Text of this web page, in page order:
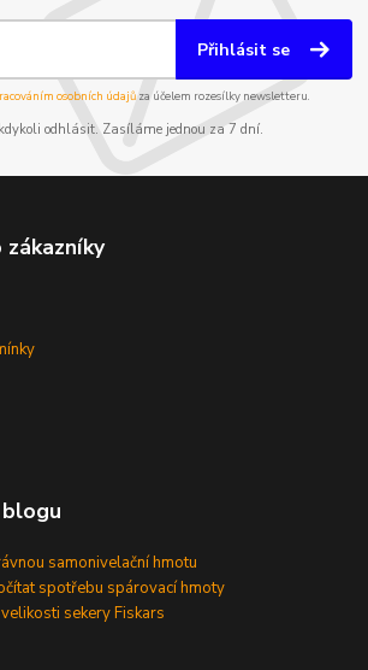
Přihlásit se
osobních údajůza účelem rozesílky newsletteru.
odhlásit. Zasíláme jednou za 7 dní.
samonivelační hmotu
spotřebu spárovací hmoty
sekery Fiskars